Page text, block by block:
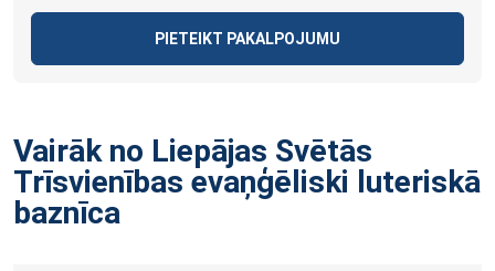
PIETEIKT PAKALPOJUMU
Vairāk no Liepājas Svētās
Trīsvienības evaņģēliski luteriskā
baznīca